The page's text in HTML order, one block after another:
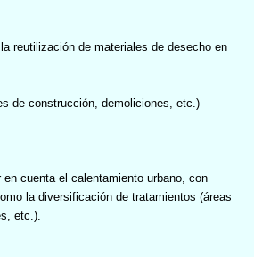
reutilización de materiales de desecho en
de construcción, demoliciones, etc.)
en cuenta el calentamiento urbano, con
la diversificación de tratamientos (áreas
etc.).